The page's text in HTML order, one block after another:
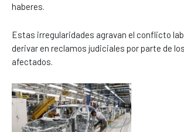
haberes.
Estas irregularidades agravan el conflicto
derivar en reclamos judiciales por parte de
afectados.